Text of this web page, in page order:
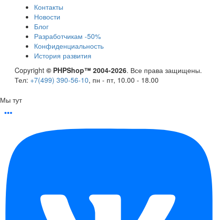
Контакты
Новости
Блог
Разработчикам -50%
Конфиденциальность
История развития
Copyright © PHPShop™ 2004-2026. Все права защищены.
Тел: +7(499) 390-56-10, пн - пт, 10.00 - 18.00
Мы тут